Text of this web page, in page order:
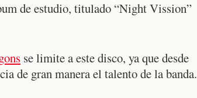
de estudio, titulado “Night Vission”
se limite a este disco, ya que desde
de gran manera el talento de la banda.